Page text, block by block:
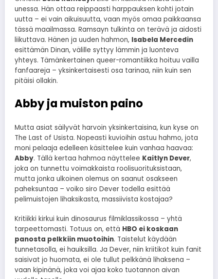
unessa. Hän ottaa reippaasti harppauksen kohti jotain
uutta – ei vain aikuisuutta, vaan myös omaa paikkaansa
tässä maailmassa. Ramsayn tulkinta on terävä ja aidosti
liikuttava. Hänen ja uuden hahmon, Isabela Mercedin
esittämän Dinan, välille syttyy lämmin ja luonteva
yhteys. Tämänkertainen queer-romantiikka hoituu vailla
fanfaareja – yksinkertaisesti osa tarinaa, niin kuin sen
pitäisi ollakin.
Abby ja muiston paino
Mutta asiat säilyvät harvoin yksinkertaisina, kun kyse on
The Last of Usista. Nopeasti kuvioihin astuu hahmo, jota
moni pelaaja edelleen käsittelee kuin vanhaa haavaa:
Abby. Tällä kertaa hahmoa näyttelee Kaitlyn Dever,
joka on tunnettu voimakkaista roolisuorituksistaan,
mutta jonka ulkoinen olemus on saanut osakseen
paheksuntaa – voiko siro Dever todella esittää
pelimuistojen lihaksikasta, massiivista kostajaa?
Kritiikki kirkui kuin dinosaurus filmiklassikossa – yhtä
tarpeettomasti. Totuus on, että HBO ei koskaan
panosta pelkkiin muotoihin. Taistelut käydään
tunnetasolla, ei hauiksilla. Ja Dever, niin kriitikot kuin fanit
saisivat jo huomata, ei ole tullut pelkkänä lihaksena –
vaan kipinänä, joka voi ajaa koko tuotannon aivan